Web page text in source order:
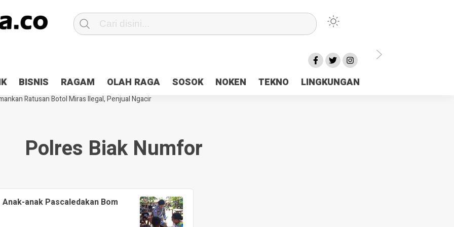
BISNIS RAGAM OLAH RAGA SOSOK NOKEN TEKNO LINGKUNGAN
2×24 jam di Kota Jayapura
Pesan Sejuk Polri di Deklarasi Pemilu Ceria Tanah Papua
Terbakar
Hibah Pilkada Jayapura Cair 10 Persen, Deposit Kas Daerah Rp23 Miliar Disorot
Ratusan Botol Miras Ilegal, Penjual Ngacir
Polres Biak Numfor
anak Pascaledakan Bom